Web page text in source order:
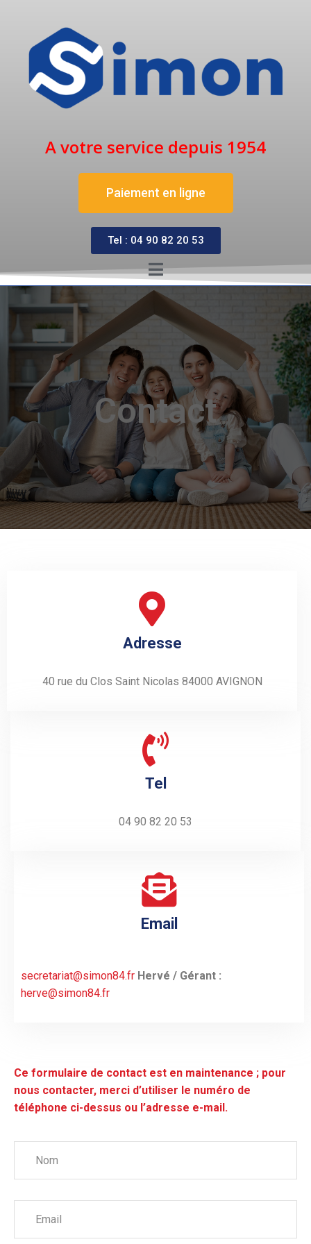
A votre service depuis 1954
Paiement en ligne
Tel : 04 90 82 20 53
Contact
Adresse
40 rue du Clos Saint Nicolas 84000 AVIGNON
Tel
04 90 82 20 53
Email
secretariat@simon84.fr Hervé / Gérant :
herve@simon84.fr
Ce formulaire de contact est en maintenance ; pour
nous contacter, merci d’utiliser le numéro de
téléphone ci-dessus ou l’adresse e-mail.